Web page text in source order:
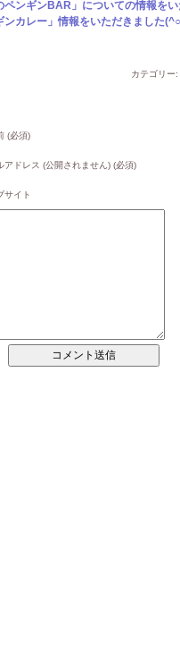
ペンギンBAR」についての情報を
カレー」情報をいただきました
カテゴリー:
(必須)
アドレス (公開されません) (必須)
サイト